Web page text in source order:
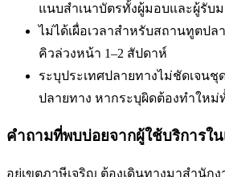
แนบสำเนาบัตรทั้งผู้มอบและผู้รับ
ไม่ได้เผื่อเวลาสำหรับสถานทูตปล
คิวล่วงหน้า 1–2 สัปดาห์
ระบุประเทศปลายทางไม่ชัดเจนชุ
ปลายทาง หากระบุผิดต้องทำใหม่
คำถามที่พบบ่อยจากผู้ใช้บริการใน
อยู่เขตภาษีเจริญ ต้องเดินทางมาสำนักง